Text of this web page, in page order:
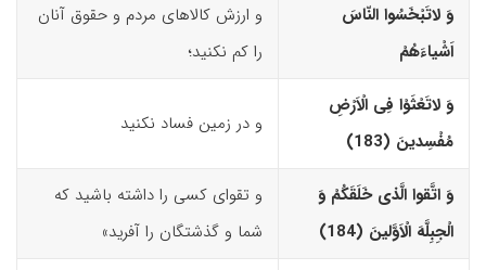
وَ لاتَبْخَسُوا النّاسَ
اَشْیاءَهُمْ
و ارزش کالاهای مردم و حقوق آنان
را کم نکنید؛
وَ لاتَعْثَوْا فِى الْاَرْضِ
مُفْسِدینَ (183)‏
و در زمین فساد نکنید
وَ اتَّقوا الَّذى خَلَقَکُمْ وَ
الْجِبِلَّهَ الْاَوَّلینَ (184)‏
و تقوای کسی را داشته باشید که
شما و گذشتگان را آفرید»